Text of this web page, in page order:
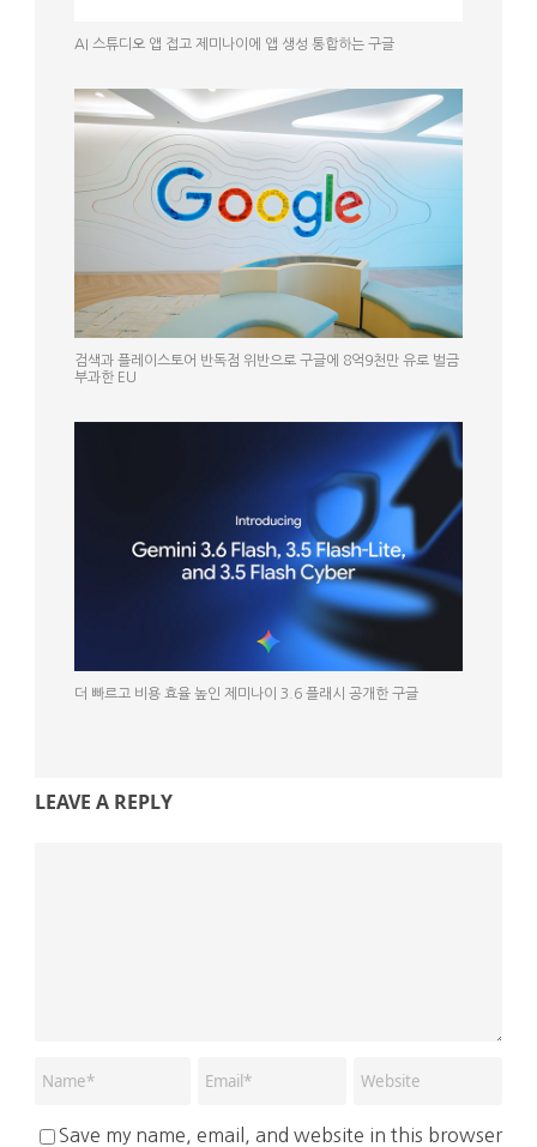
AI 스튜디오 앱 접고 제미나이에 앱 생성 통합하는 구글
검색과 플레이스토어 반독점 위반으로 구글에 8억9천만 유로 벌금
부과한 EU
더 빠르고 비용 효율 높인 제미나이 3.6 플래시 공개한 구글
LEAVE A REPLY
Save my name, email, and website in this browser